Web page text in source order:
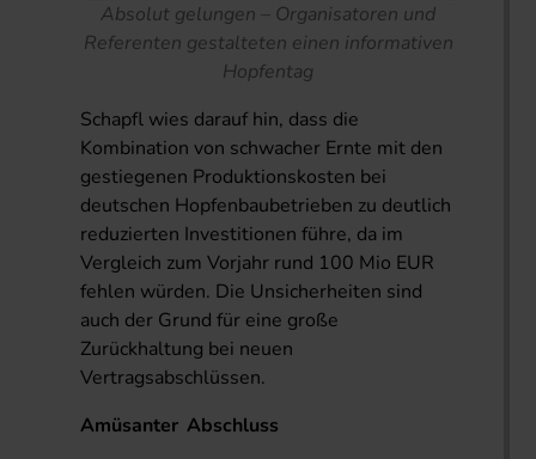
Absolut gelungen – Organisatoren und
Referenten gestalteten einen informativen
Hopfentag
Schapfl wies darauf hin, dass die
Kombination von schwacher Ernte mit den
gestiegenen Produktionskosten bei
deutschen Hopfenbaubetrieben zu deutlich
reduzierten Investitionen führe, da im
Vergleich zum Vorjahr rund 100 Mio EUR
fehlen würden. Die Unsicherheiten sind
auch der Grund für eine große
Zurückhaltung bei neuen
Vertragsabschlüssen.
Amüsanter Abschluss